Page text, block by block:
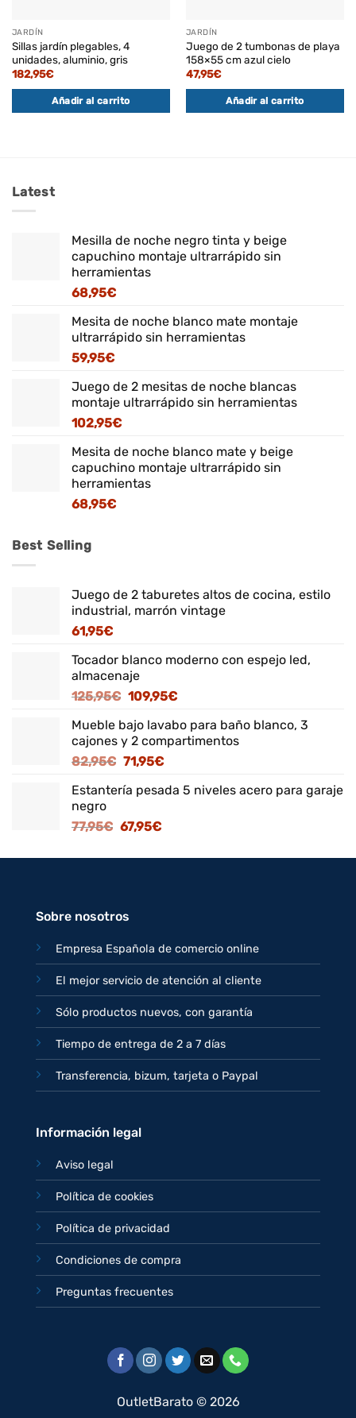
JARDÍN
Sillas jardín plegables, 4
unidades, aluminio, gris
182,95€
Añadir al carrito
JARDÍN
Juego de 2 tumbonas de playa
158×55 cm azul cielo
47,95€
Añadir al carrito
Latest
Mesilla de noche negro tinta y beige
capuchino montaje ultrarrápido sin
herramientas
68,95€
Mesita de noche blanco mate montaje
ultrarrápido sin herramientas
59,95€
Juego de 2 mesitas de noche blancas
montaje ultrarrápido sin herramientas
102,95€
Mesita de noche blanco mate y beige
capuchino montaje ultrarrápido sin
herramientas
68,95€
Best Selling
Juego de 2 taburetes altos de cocina, estilo
industrial, marrón vintage
61,95€
Tocador blanco moderno con espejo led,
almacenaje
125,95€ El
original
era:
125,95€.
109,95€El
actual
es:
Mueble bajo lavabo para baño blanco, 3
cajones y 2 compartimentos
82,95€ El
original
82,95€.
71,95€El
actual
Estantería pesada 5 niveles acero para garaje
negro
77,95€ El
original
67,95€El
actual
Sobre nosotros
Empresa Española de comercio online
El mejor servicio de atención al cliente
Sólo productos nuevos, con garantía
Tiempo de entrega de 2 a 7 días
Transferencia, bizum, tarjeta o Paypal
Información legal
Aviso legal
Política de cookies
Política de privacidad
Condiciones de compra
Preguntas frecuentes
OutletBarato © 2026